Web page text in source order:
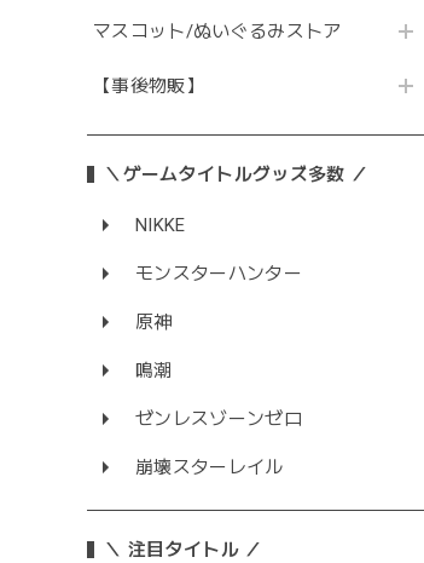
マスコット/ぬいぐるみストア
【事後物販】
＼ゲームタイトルグッズ多数 ／
NIKKE
モンスターハンター
原神
鳴潮
ゼンレスゾーンゼロ
崩壊スターレイル
＼ 注目タイトル ／